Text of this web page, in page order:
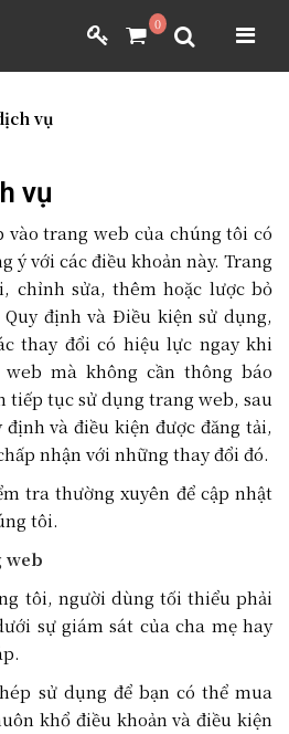
0
DÁN NỘI THẤT VẢI BỌC NỘI THẤT
DÀNH CHO ĐẠI LÝ
ADC INTERIOR
GIẤY DÁN TƯỜNG NHẬT BẢN
MÀNH RÈM NHẬT BẢN
VẢI BỌC NỘI THẤT
DÀNH CHO ĐẠI LÝ
YÊU CẦU BÁO GIÁ
vụ
vụ
vào trang web của chúng tôi có
ý với các điều khoản này. Trang
chỉnh sửa, thêm hoặc lược bỏ
định và Điều kiện sử dụng,
thay đổi có hiệu lực ngay khi
mà không cần thông báo
tiếp tục sử dụng trang web, sau
và điều kiện được đăng tải,
nhận với những thay đổi đó.
tra thường xuyên để cập nhật
tôi.
web
tôi, người dùng tối thiểu phải
sự giám sát của cha mẹ hay
sử dụng để bạn có thể mua
khổ điều khoản và điều kiện